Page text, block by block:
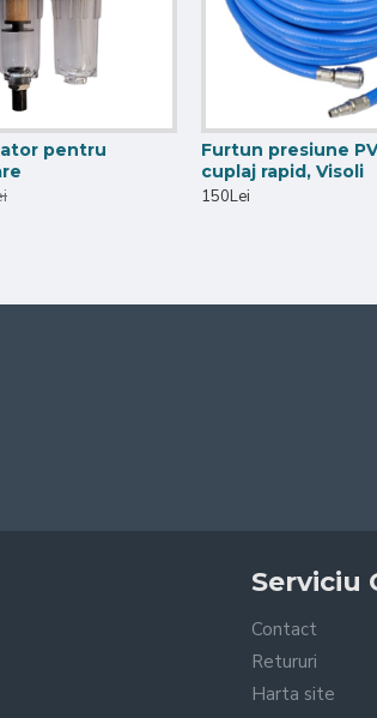
pentru
Furtun presiune
cuplaj rapid, Visoli
150Lei
Serviciu
Contact
Retururi
Harta site